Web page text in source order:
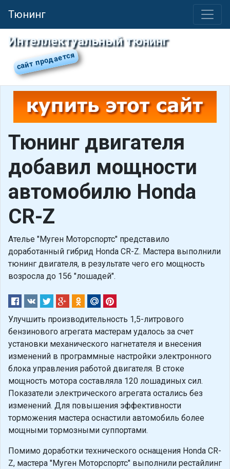
Тюнинг
Интеллектуальный тюнинг
Тюнинг двигателя
добавил мощности
автомобилю Honda
CR-Z
Ателье "Муген Моторспортс" представило
доработанный гибрид Honda CR-Z. Мастера выполнили
тюнинг двигателя, в результате чего его мощность
возросла до 156 "лошадей".
Улучшить производительность 1,5-литрового
бензинового агрегата мастерам удалось за счет
установки механического нагнетателя и внесения
изменений в программные настройки электронного
блока управления работой двигателя. В стоке
мощность мотора составляла 120 лошадиных сил.
Показатели электрического агрегата остались без
изменений. Для повышения эффективности
торможения мастера оснастили автомобиль более
мощными тормозными суппортами.
Помимо доработки технического оснащения Honda CR-
Z, мастера "Муген Моторспортс" выполнили рестайлинг